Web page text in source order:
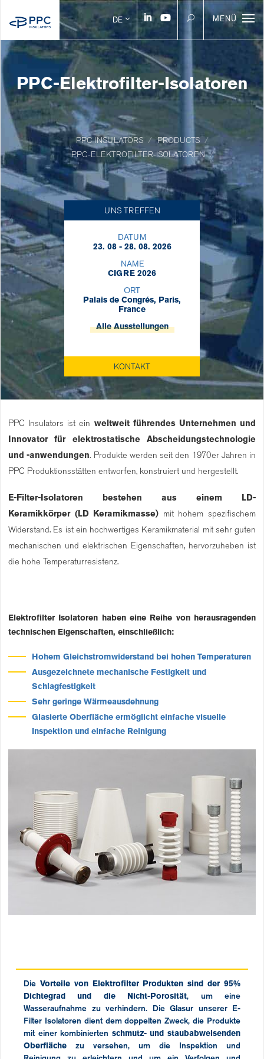
DE MENÜ
PPC-Elektrofilter-Isolatoren
PPC INSULATORS
PRODUCTS
PPC-ELEKTROFILTER-ISOLATOREN
UNS TREFFEN
DATUM
23. 08 - 28. 08. 2026
NAME
CIGRE 2026
ORT
Palais de Congrés, Paris,
France
Alle Ausstellungen
KONTAKT
PPC Insulators ist ein weltweit führendes Unternehmen und
Innovator für elektrostatische Abscheidungstechnologie
und -anwendungen. Produkte werden seit den 1970er Jahren in
PPC Produktionsstätten entworfen, konstruiert und hergestellt.
E-Filter-Isolatoren bestehen aus einem LD-
Keramikkörper (LD Keramikmasse) mit hohem spezifischem
Widerstand. Es ist ein hochwertiges Keramikmaterial mit sehr guten
mechanischen und elektrischen Eigenschaften, hervorzuheben ist
die hohe Temperaturresistenz.
Elektrofilter Isolatoren haben eine Reihe von herausragenden
technischen Eigenschaften, einschließlich:
Hohem Gleichstromwiderstand bei hohen Temperaturen
Ausgezeichnete mechanische Festigkeit und
Schlagfestigkeit
Sehr geringe Wärmeausdehnung
Glasierte Oberfläche ermöglicht einfache visuelle
Inspektion und einfache Reinigung
Die Vorteile von Elektrofilter Produkten sind der 95%
Dichtegrad und die Nicht-Porosität, um eine
Wasseraufnahme zu verhindern. Die Glasur unserer E-
Filter Isolatoren dient dem doppelten Zweck, die Produkte
mit einer kombinierten schmutz- und staubabweisenden
Oberfläche zu versehen, um die Inspektion und